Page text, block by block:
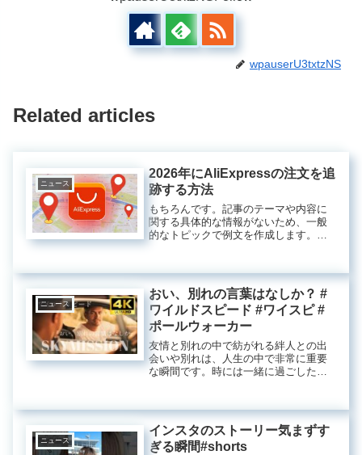
wpauserU3txtzNS
Related articles
ニュース
2026年にAliExpressの注文を追
跡する方法
もちろんです。記事のテーマや内容に
関する具体的な情報がないため、一般
的なトピックで例文を作成します。も
日本は古くからの伝統文化が息づく国
です。多様な歴史や風習を持つ...
ニュース
おい、別れの言葉はなしか？ #
ワイルドスピード #ワイスピ #
ポールウォーカー
友情と別れの中で紡がれる絆人との出
会いや別れは、人生の中で非常に重要
な瞬間です。時には一緒に過ごした時
は、友情や兄弟愛に基づくものであ
り、人生の旅路において深い意味を持
ってい...
ニュース
インスタのストーリー気まずす
ぎる瞬間#shorts